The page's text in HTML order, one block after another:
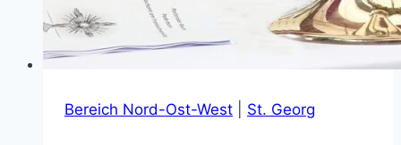
Bereich Nord-Ost-West St. Georg